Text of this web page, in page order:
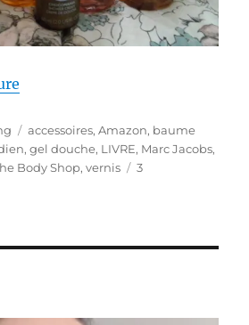
Étiquettes
accessoires,Amazon, baume
,gel douche, LIVRE, Marc Jacobs,
Body Shop,vernis
3